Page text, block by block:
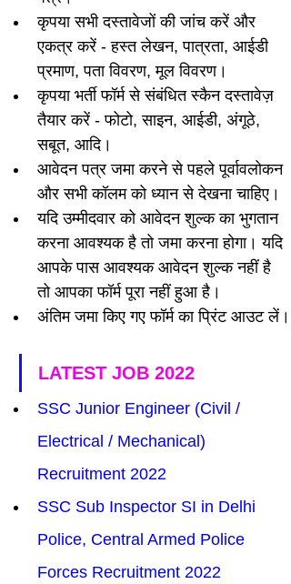
कृपया सभी दस्तावेजों की जांच करें और
एकत्र करें - हस्त लेखन, पात्रता, आईडी
प्रमाण, पता विवरण, मूल विवरण।
कृपया भर्ती फॉर्म से संबंधित स्कैन दस्तावेज़
तैयार करें - फोटो, साइन, आईडी, अंगूठे,
सबूत, आदि।
आवेदन पत्र जमा करने से पहले पूर्वावलोकन
और सभी कॉलम को ध्यान से देखना चाहिए।
यदि उम्मीदवार को आवेदन शुल्क का भुगतान
करना आवश्यक है तो जमा करना होगा। यदि
आपके पास आवश्यक आवेदन शुल्क नहीं है
तो आपका फॉर्म पूरा नहीं हुआ है।
अंतिम जमा किए गए फॉर्म का प्रिंट आउट लें।
LATEST JOB 2022
SSC Junior Engineer (Civil /
Electrical / Mechanical)
Recruitment 2022
SSC Sub Inspector SI in Delhi
Police, Central Armed Police
Forces Recruitment 2022